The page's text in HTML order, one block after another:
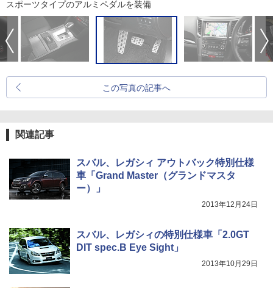
スポーツタイプのアルミペダルを装備
この写真の記事へ
関連記事
スバル、レガシィ アウトバック特別仕様
車「Grand Master（グランドマスタ
ー）」
2013年12月24日
スバル、レガシィの特別仕様車「2.0GT
DIT spec.B Eye Sight」
2013年10月29日